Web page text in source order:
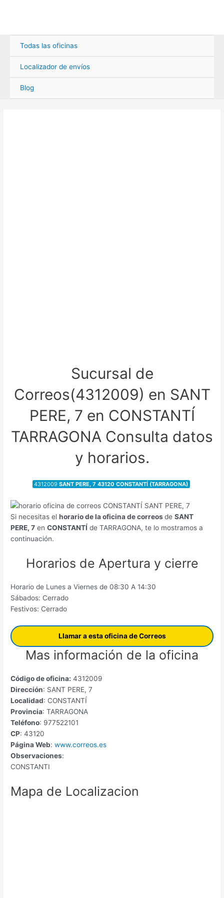
Todas las oficinas
Localizador de envíos
Blog
Sucursal de
Correos(4312009) en SANT
PERE, 7 en CONSTANTÍ
TARRAGONA Consulta datos
y horarios.
4312009SANT PERE, 7 43120 CONSTANTÍ (TARRAGONA)
Si necesitas elhorario de la oficina de correosdeSANT
PERE, 7 enCONSTANTÍ de TARRAGONA, te lo mostramos a
continuación.
Horarios de Apertura y cierre
Horario de Lunes a Viernes de 08:30 A 14:30
Sábados: Cerrado
Festivos: Cerrado
Llamar a esta oficina de Correos
Mas información de la oficina
Código de oficina: 4312009
Dirección: SANT PERE, 7
Localidad: CONSTANTÍ
Provincia: TARRAGONA
Teléfono: 977522101
CP: 43120
Página Web: www.correos.es
Observaciones:
CONSTANTI
Mapa de Localizacion